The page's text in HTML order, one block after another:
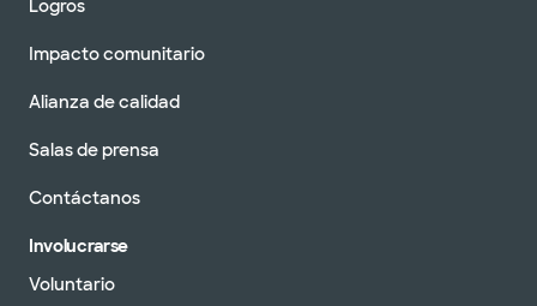
Logros
Impacto comunitario
Alianza de calidad
Salas de prensa
Contáctanos
Involucrarse
Voluntario